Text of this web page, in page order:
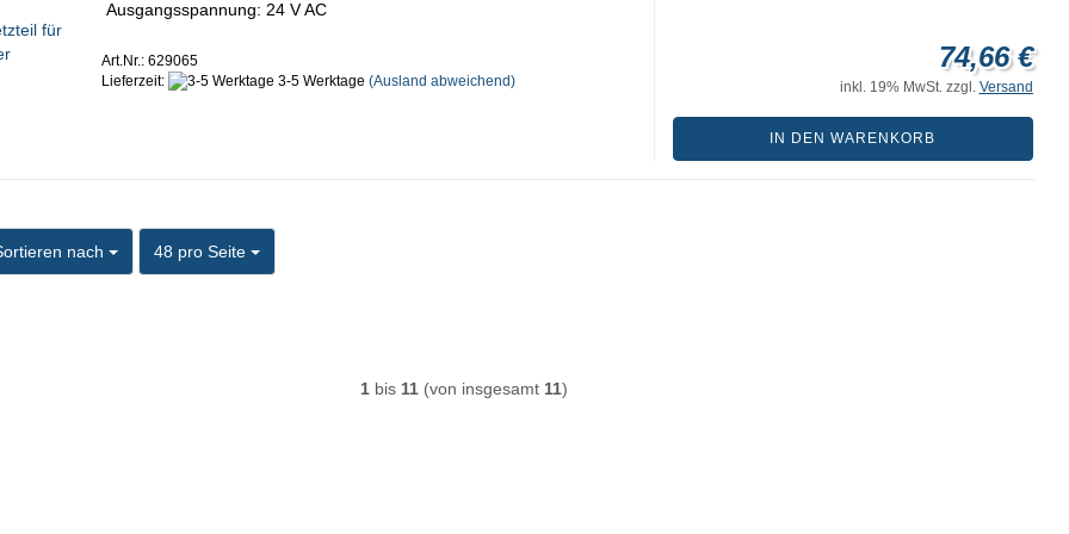
Ausgangsspannung: 24 V AC
Art.Nr.: 629065
Lieferzeit:
3-5 Werktage (Ausland abweichend)
74,66 €
inkl. 19% MwSt. zzgl. Versand
IN DEN WARENKORB
nach
nach 48 pro Seite
pro Seite
1bis 11(von insgesamt 11)